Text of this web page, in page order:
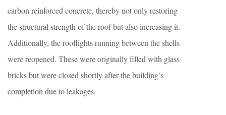
carbon reinforced concrete, thereby not only restoring
the structural strength of the roof but also increasing it.
Additionally, the rooflights running between the shells
were reopened. These were originally filled with glass
bricks but were closed shortly after the building’s
completion due to leakages.